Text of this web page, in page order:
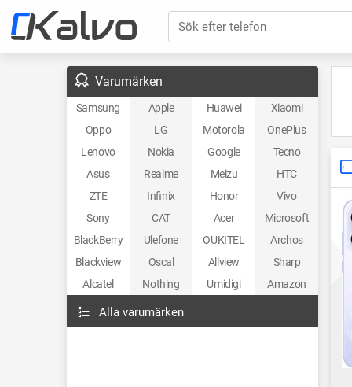
Sök efter telefon
Varumärken
Samsung Apple Huawei
Xiaomi
Oppo
LG Motorola
OnePlus
Lenovo
Nokia Google
Tecno
Asus
Realme Meizu
HTC
ZTE
Infinix Honor
Vivo
Sony
CAT Acer
Microsoft
BlackBerry
Ulefone OUKITEL
Archos
Blackview
Oscal Allview
Sharp
Alcatel
Nothing Umidigi Amazon
Alla varumärken